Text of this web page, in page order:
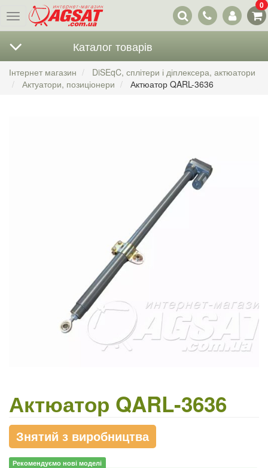
Меню
Наші
контакти
0
Каталог товарів
Інтернет магазин
DiSEqC, сплітери і діплексера, актюатори
Актуатори, позиціонери
Актюатор QARL-3636
Актюатор QARL-3636
Знятий з виробництва
Рекомендуємо нові моделі